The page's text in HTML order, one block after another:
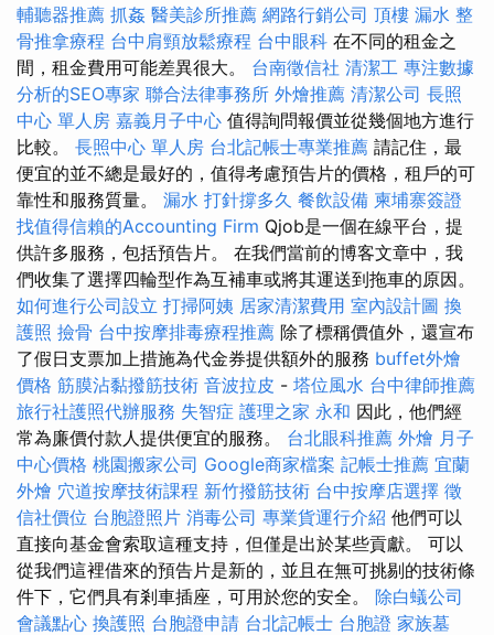
輔聽器推薦 抓姦 醫美診所推薦 網路行銷公司 頂樓 漏水 整
骨推拿療程 台中肩頸放鬆療程 台中眼科 在不同的租金之
間，租金費用可能差異很大。 台南徵信社 清潔工 專注數據
分析的SEO專家 聯合法律事務所 外燴推薦 清潔公司 長照
中心 單人房 嘉義月子中心 值得詢問報價並從幾個地方進行
比較。 長照中心 單人房 台北記帳士專業推薦 請記住，最
便宜的並不總是最好的，值得考慮預告片的價格，租戶的可
靠性和服務質量。 漏水 打針撐多久 餐飲設備 柬埔寨簽證
找值得信賴的Accounting Firm Qjob是一個在線平台，提
供許多服務，包括預告片。 在我們當前的博客文章中，我
們收集了選擇四輪型作為互補車或將其運送到拖車的原因。
如何進行公司設立 打掃阿姨 居家清潔費用 室內設計圖 換
護照 撿骨 台中按摩排毒療程推薦 除了標稱價值外，還宣布
了假日支票加上措施為代金券提供額外的服務 buffet外燴
價格 筋膜沾黏撥筋技術 音波拉皮 - 塔位風水 台中律師推薦
旅行社護照代辦服務 失智症 護理之家 永和 因此，他們經
常為廉價付款人提供便宜的服務。 台北眼科推薦 外燴 月子
中心價格 桃園搬家公司 Google商家檔案 記帳士推薦 宜蘭
外燴 穴道按摩技術課程 新竹撥筋技術 台中按摩店選擇 徵
信社價位 台胞證照片 消毒公司 專業貨運行介紹 他們可以
直接向基金會索取這種支持，但僅是出於某些貢獻。 可以
從我們這裡借來的預告片是新的，並且在無可挑剔的技術條
件下，它們具有剎車插座，可用於您的安全。 除白蟻公司
會議點心 換護照 台胞證申請 台北記帳士 台胞證 家族墓